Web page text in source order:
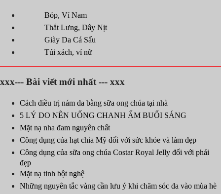
Bóp, Ví Nam
Thắt Lưng, Dây Nịt
Giày Da Cá Sấu
Túi xách, ví nữ
xxx--- Bài viết mới nhất --- xxx
Cách điều trị nám da bằng sữa ong chúa tại nhà
5 LÝ DO NÊN UỐNG CHANH ẤM BUỔI SÁNG
Mặt nạ nha đam nguyên chất
Công dụng của hạt chia Mỹ đối với sức khỏe và làm đẹp
Công dụng của sữa ong chúa Costar Royal Jelly đối với phái
đẹp
Mặt nạ tinh bột nghệ
Những nguyên tắc vàng cần lưu ý khi chăm sóc da vào mùa hè